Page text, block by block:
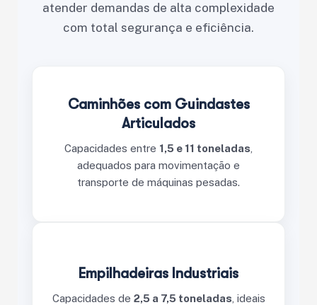
atender demandas de alta complexidade
com total segurança e eficiência.
Caminhões com Guindastes
Articulados
Capacidades entre 1,5 e 11 toneladas
adequados para movimentação e
transporte de máquinas pesadas.
Empilhadeiras Industriais
Capacidades de 2,5 a 7,5 toneladas , ideais